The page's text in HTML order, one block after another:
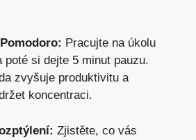
Pracujte na úkolu
poté si dejte 5 minut pauzu.
zvyšuje produktivitu a
koncentraci.
Zjistěte, co vás